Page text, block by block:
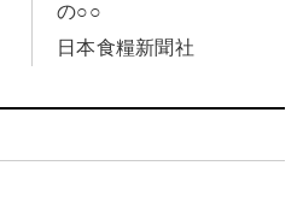
の○○
日本食糧新聞社